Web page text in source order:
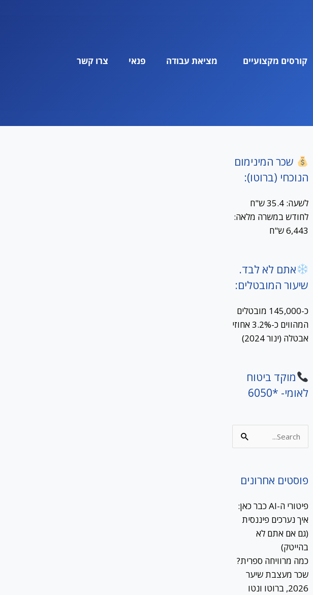
קורסים מקצועיים מציאת עבודה פנאי צרו קשר
שכר המינימום
הנוכחי (ברוטו):
לשעה: 35.4 ש"ח
לחודש במשרה מלאה:
6,443 ש"ח
אתם לא לבד.
שיעור המובטלים:
כ-145,000 מובטלים
המהווים כ-3.2% אחוזי
אבטלה (ינור 2024)
מוקד ביטוח
לאומי- *6050
Search
for:
פוסטים אחרונים
פיטורי ה-AI כבר כאן:
איך נערכים פיננסית
(גם אם אתם לא
בהייטק)
כמה מרוויחה ספרית?
שכר מעצבת שיער
2026, ברוטו ונטו